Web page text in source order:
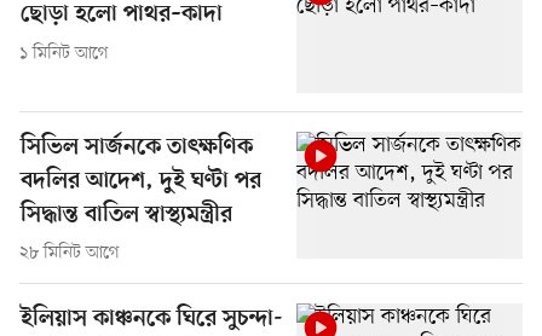
ছোড়া হলো পাথর–কাদা
১ মিনিট আগে
সিভিল সার্জনকে তাৎক্ষণিক
বদলির আদেশ, দুই ঘণ্টা পর
সিদ্ধান্ত বাতিল স্বাস্থ্যমন্ত্রীর
২৮ মিনিট আগে
ইলিয়াস কাঞ্চনকে ঘিরে সুচন্দা-